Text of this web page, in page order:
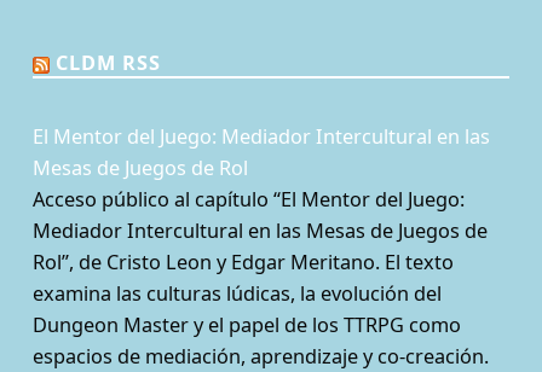
CLDM RSS
El Mentor del Juego: Mediador Intercultural en las
Mesas de Juegos de Rol
Acceso público al capítulo “El Mentor del Juego:
Mediador Intercultural en las Mesas de Juegos de
Rol”, de Cristo Leon y Edgar Meritano. El texto
examina las culturas lúdicas, la evolución del
Dungeon Master y el papel de los TTRPG como
espacios de mediación, aprendizaje y co-creación.